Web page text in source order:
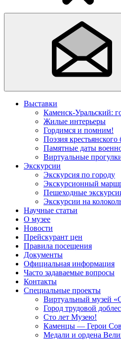
Выставки
Каменск-Уральский:
Жилые интерьеры
Гордимся и помним!
Поэзия крестьянского
Памятные даты
Виртуальные
Экскурсии
Экскурсия по городу
Экскурсионный
Пешеходные
Экскурсии на
Научные статьи
О музее
Новости
Прейскурант цен
Правила посещения
Документы
Официальная информация
Часто задаваемые вопросы
Контакты
Специальные проекты
Виртуальный музей
Город трудовой
Сто лет Музею!
Каменцы — Герои
Медали и ордена